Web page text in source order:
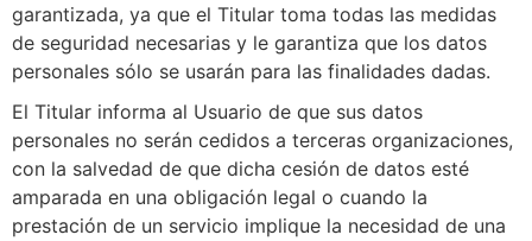
garantizada, ya que el Titular toma todas las medidas
de seguridad necesarias y le garantiza que los datos
personales sólo se usarán para las finalidades dadas.
El Titular informa al Usuario de que sus datos
personales no serán cedidos a terceras organizaciones,
con la salvedad de que dicha cesión de datos esté
amparada en una obligación legal o cuando la
prestación de un servicio implique la necesidad de una